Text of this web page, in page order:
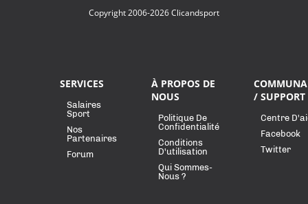
Copyright 2006-2026 Clicandsport
SERVICES
Salaires
Sport
Nos
Partenaires
Forum
À PROPOS DE
NOUS
Politique De
Confidentialité
Conditions
D'utilisation
Qui Sommes-
Nous ?
/ SUPPORT
Centre
Facebook
Twitter